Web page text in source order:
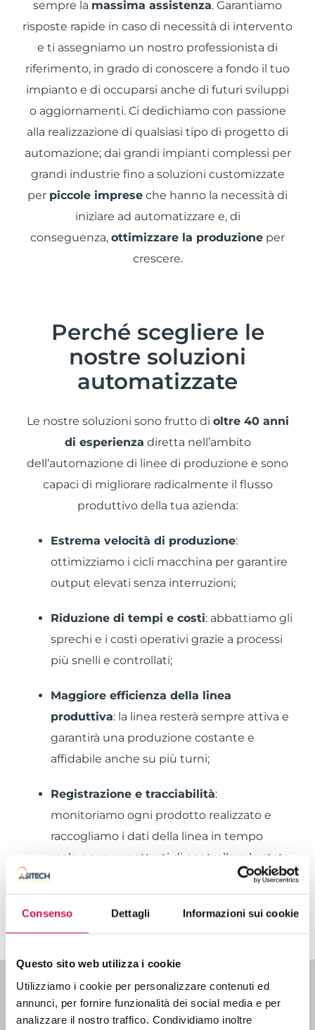
Consenso Dettagli Informazioni sui cookie
Questo sito web utilizza i cookie
Utilizziamo i cookie per personalizzare contenuti ed
annunci, per fornire funzionalità dei social media e per
analizzare il nostro traffico. Condividiamo inoltre
sempre la massima assistenza. Garantiamo
risposte rapide in caso di necessità di intervento
e ti assegniamo un nostro professionista di
riferimento, in grado di conoscere a fondo il tuo
impianto e di occuparsi anche di futuri sviluppi
o aggiornamenti. Ci dedichiamo con passione
alla realizzazione di qualsiasi tipo di progetto di
automazione; dai grandi impianti complessi per
grandi industrie fino a soluzioni customizzate
per piccole imprese che hanno la necessità di
iniziare ad automatizzare e, di
conseguenza, ottimizzare la produzione per
crescere.
Perché scegliere le
nostre soluzioni
automatizzate
Le nostre soluzioni sono frutto di oltre 40 anni
di esperienza diretta nell’ambito
dell’automazione di linee di produzione e sono
capaci di migliorare radicalmente il flusso
produttivo della tua azienda:
Estrema velocità di produzione:
ottimizziamo i cicli macchina per garantire
output elevati senza interruzioni;
Riduzione di tempi e costi: abbattiamo gli
sprechi e i costi operativi grazie a processi
più snelli e controllati;
Maggiore efficienza della linea
produttiva: la linea resterà sempre attiva e
garantirà una produzione costante e
affidabile anche su più turni;
Registrazione e tracciabilità:
monitoriamo ogni prodotto realizzato e
raccogliamo i dati della linea in tempo
reale per permetterti di controllare lo stato
di avanzamento della produzione in ogni